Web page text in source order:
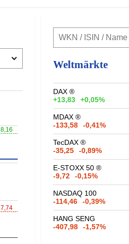
8,16
7,74
Weltmärkte
DAX ®
+13,83
+0,05%
MDAX ®
-133,58
-0,41%
TecDAX ®
-35,25
-0,89%
E-STOXX 50 ®
-9,72
-0,15%
NASDAQ 100
-114,46
-0,39%
HANG SENG
-407,98
-1,57%